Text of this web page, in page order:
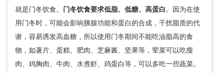
就是门冬饮食。 门冬饮食要求低脂、低糖、高蛋白 。因为在使
用门冬时，可能会影响胰腺功能和蛋白的合成，干扰脂质的代
谢，容易诱发高血糖，所以使用门冬期间不能吃油脂高的食
物，如薯片、蛋糕、肥肉、芝麻酱、坚果等，荤菜可以吃瘦
肉、鸡胸肉、牛肉、水煮虾、鸡蛋白等，可以多吃一些蔬菜。